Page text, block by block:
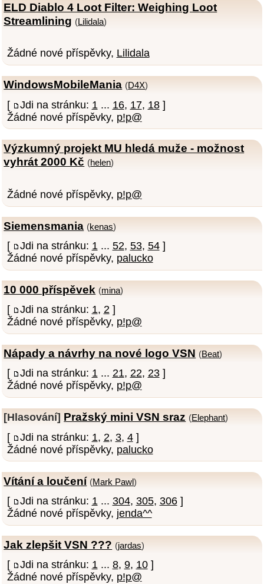
ELD Diablo 4 Loot Filter: Weighing Loot
Streamlining (Lilidala)
Žádné nové příspěvky, Lilidala
WindowsMobileMania (D4X)
[ Jdi na stránku: 1 ... 16, 17, 18]
Žádné nové příspěvky, p!p@
Výzkumný projekt MU hledá muže - možnost
vyhrát 2000 Kč (helen)
Žádné nové příspěvky, p!p@
Siemensmania (kenas)
[ Jdi na stránku: 1 ... 52, 53, 54]
Žádné nové příspěvky, palucko
10 000 příspěvek (mina)
[ Jdi na stránku: 1, 2]
Žádné nové příspěvky, p!p@
Nápady a návrhy na nové logo VSN (Beat)
[ Jdi na stránku: 1... 21, 22, 23]
Žádné nové příspěvky, p!p@
[Hlasování] Pražský mini VSN sraz (Elephant)
[ Jdi na stránku: 1, 2, 3, 4]
Žádné nové příspěvky, palucko
Vítání a loučení (Mark Pawl)
[ Jdi na stránku: 1 ... 304, 305, 306]
Žádné nové příspěvky, jenda^^
Jak zlepšit VSN ??? (jardas)
[ Jdi na stránku: 1... 8, 9, 10]
Žádné nové příspěvky, p!p@